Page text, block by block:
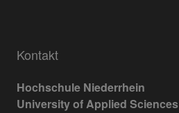
Kontakt
Hochschule Niederrhein
University of Applied Sciences